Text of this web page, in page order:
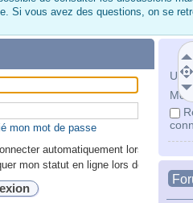
Si vous avez des questions, on se
Mot
mon mot de passe
automatiquement lors de
mon statut en ligne lors de cette